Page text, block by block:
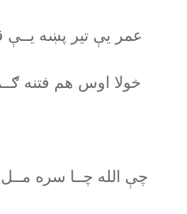
عمر یې تیر پښه یــې
خولا اوس هم فتنه
چې الله چــا سره